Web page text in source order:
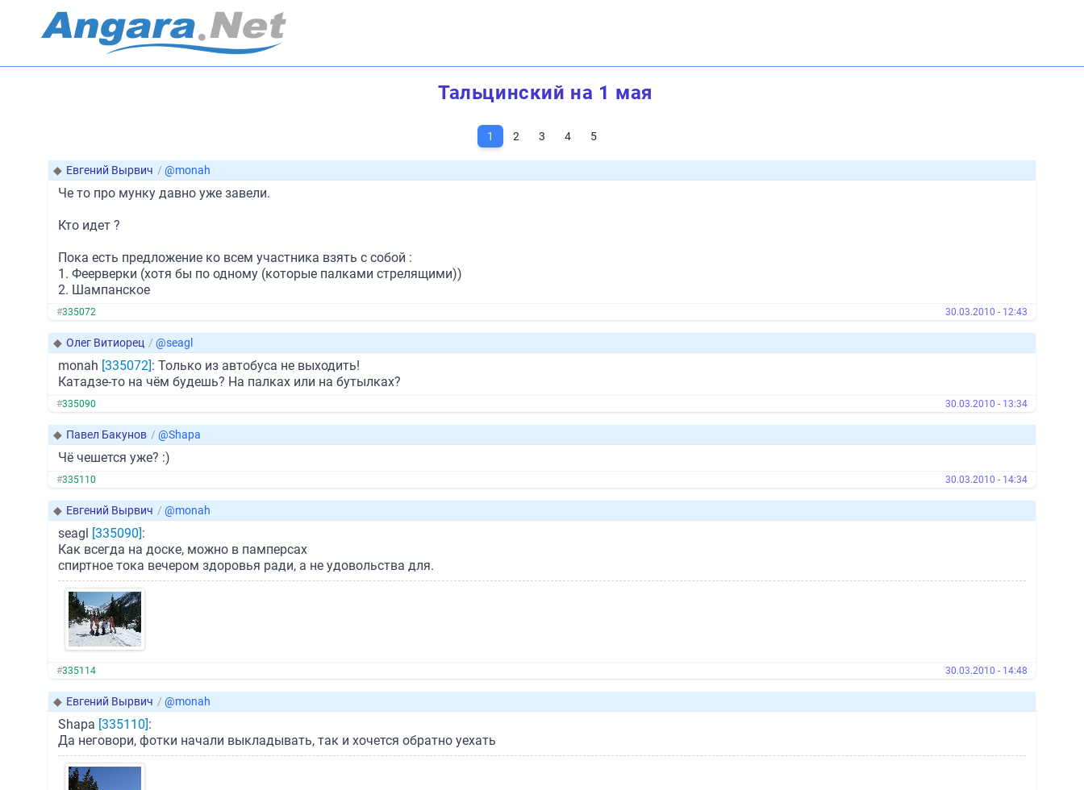
Тальцинский на 1 мая
1 2 3 4 5
◆ Евгений Вырвич / @monah
Че то про мунку давно уже завели.
Кто идет ?
Пока есть предложение ко всем участника взять с собой :
1. Феерверки (хотя бы по одному (которые палками стрелящими))
2. Шампанское
#335072 30.03.2010 - 12:43
◆ Олег Витиорец / @seagl
monah [335072]: Только из автобуса не выходить!
Катадзе-то на чём будешь? На палках или на бутылках?
#335090 30.03.2010 - 13:34
◆ Павел Бакунов / @Shapa
Чё чешется уже? :)
#335110 30.03.2010 - 14:34
◆ Евгений Вырвич / @monah
seagl [335090]:
Как всегда на доске, можно в памперсах
спиртное тока вечером здоровья ради, а не удовольства для.
#335114 30.03.2010 - 14:48
◆ Евгений Вырвич / @monah
Shapa [335110]:
Да неговори, фотки начали выкладывать, так и хочется обратно уехать